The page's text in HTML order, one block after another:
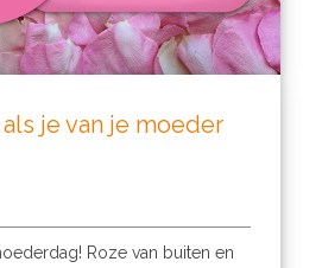
je van je moeder
Roze van buiten en